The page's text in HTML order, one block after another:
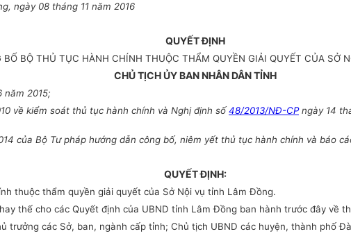
, ngày 08tháng 11năm 2016
QUYẾT ĐỊNH
BỐ BỘ THỦ TỤC HÀNH CHÍNH THUỘC THẨM QUYỀN GIẢI QUYẾT CỦA SỞ
CHỦ TỊCH ỦY BAN NHÂN DÂN TỈNH
năm 2015;
về kiểm soát thủ tục hành chính và Nghị định số48/2013/NĐ-CPngày 14
của Bộ Tư pháp hướng dẫn công bố, niêm yết thủ tục hành chính và báo
QUYẾT ĐỊNH:
thuộc thẩm quyền giải quyết của Sở Nội vụ tỉnh Lâm Đồng.
thế cho các Quyết định của UBND tỉnh Lâm Đồng ban hành trước đây về
trưởng các Sở, ban, ngành cấp tỉnh; Chủ tịch UBND các huyện, thành phố